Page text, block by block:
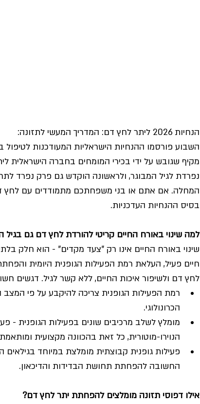
הנחיות 2026 ליתר לחץ דם: המדריך המעשי לתזונה:
מקיף שגובש על ידי בכירי המומחים בחברה הישראלית
נפרדת לגיל המבוגר, ולראשונה הוקדש גם פרק נפרד
המחלה. אם אתם או בני משפחתכם מתמודדים עם לחץ
בסיס ההנחיות העדכניות.
למה שינוי באורח החיים קריטי להורדת לחץ דם גם בגיל
שינוי באורח החיים אינו רק "צעד מקדים" - הוא חלק
חיים פעיל, העלאת רמת הפעילות הגופנית היומית
לחץ דם ולשיפור איכות החיים, ללא קשר לגיל. דגשים
רמת הפעילות הגופנית צריכה להיקבע על פי המצב
הכרונולוגי.
מומלץ לשלב מרכיבים שונים בפעילות הגופנית -
הנוירו-מוטורית, כל זאת בהכוונה מקצועית
החשובה להפחתת תחושת הבדידות והדיכאון.
אילו דפוסי תזונה מומלצים להפחתת יתר לחץ דם?